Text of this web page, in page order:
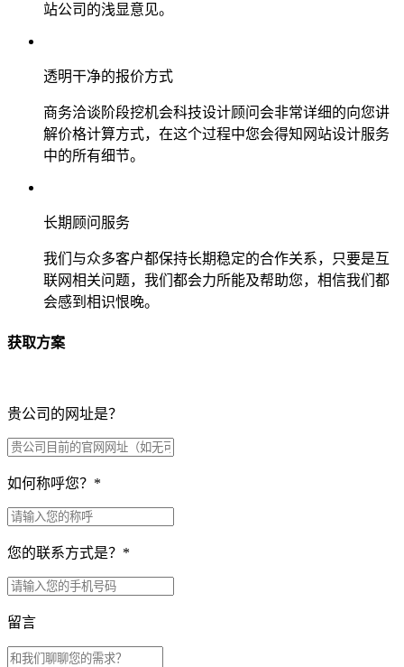
站公司的浅显意见。
透明干净的报价方式
商务洽谈阶段挖机会科技设计顾问会非常详细的向您讲
解价格计算方式，在这个过程中您会得知网站设计服务
中的所有细节。
长期顾问服务
我们与众多客户都保持长期稳定的合作关系，只要是互
联网相关问题，我们都会力所能及帮助您，相信我们都
会感到相识恨晚。
获取方案
贵公司的网址是？
如何称呼您？ *
您的联系方式是？ *
留言